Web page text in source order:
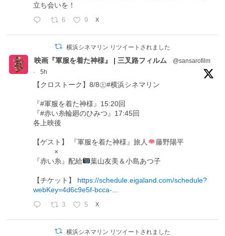
立ち会いを！
6 9 X
横浜シネマリン リツイートされました
映画『軍服を着た神様』 | 三叉路フィルム
@sansarofilm
·
5h
【クロストーク】8/8㊏#横浜シネマリン
『#軍服を着た神様』15:20回
『#赤い糸輪廻のひみつ』17:45回
各上映後
【ゲスト】 『軍服を着た神様』旅人
藤野陽平
×
『赤い糸』配給
葉山友美＆小島あつ子
【チケット】 https://schedule.eigaland.com/schedule?
webKey=4d6c9e5f-bcca-...
3 5 X
横浜シネマリン リツイートされました